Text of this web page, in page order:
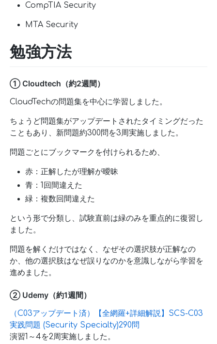
CompTIA Security
MTA Security
勉強方法
① Cloudtech（約2週間）
CloudTechの問題集を中心に学習しました。
ちょうど問題集がアップデートされたタイミングだった
こともあり、新問題約300問を3周実施しました。
問題ごとにブックマークを付けられるため、
赤：正解したが理解が曖昧
青：1回間違えた
緑：複数回間違えた
という形で分類し、試験直前は緑のみを重点的に復習し
ました。
問題を解くだけではなく、なぜその選択肢が正解なの
か、他の選択肢はなぜ誤りなのかを意識しながら学習を
進めました。
② Udemy（約1週間）
（C03アップデート済）【全網羅+詳細解説】SCS-C03
実践問題 (Security Specialty)290問
演習1～4を2周実施しました。